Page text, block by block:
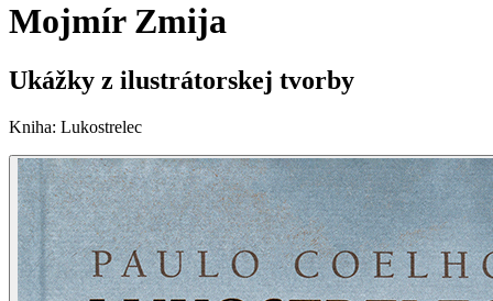
Mojmír Zmija
Ukážky z ilustrátorskej tvorby
Kniha: Lukostrelec